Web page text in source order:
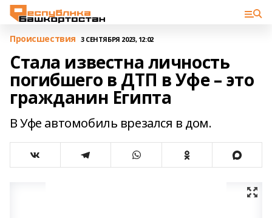
Происшествия 3 СЕНТЯБРЯ 2023, 12:02
Стала известна личность
погибшего в ДТП в Уфе – это
гражданин Египта
В Уфе автомобиль врезался в дом.